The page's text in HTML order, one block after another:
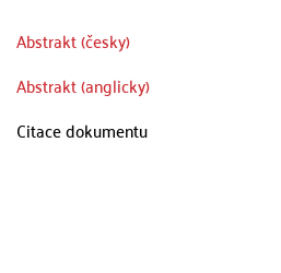
Abstrakt (česky)
Abstrakt (anglicky)
Citace dokumentu